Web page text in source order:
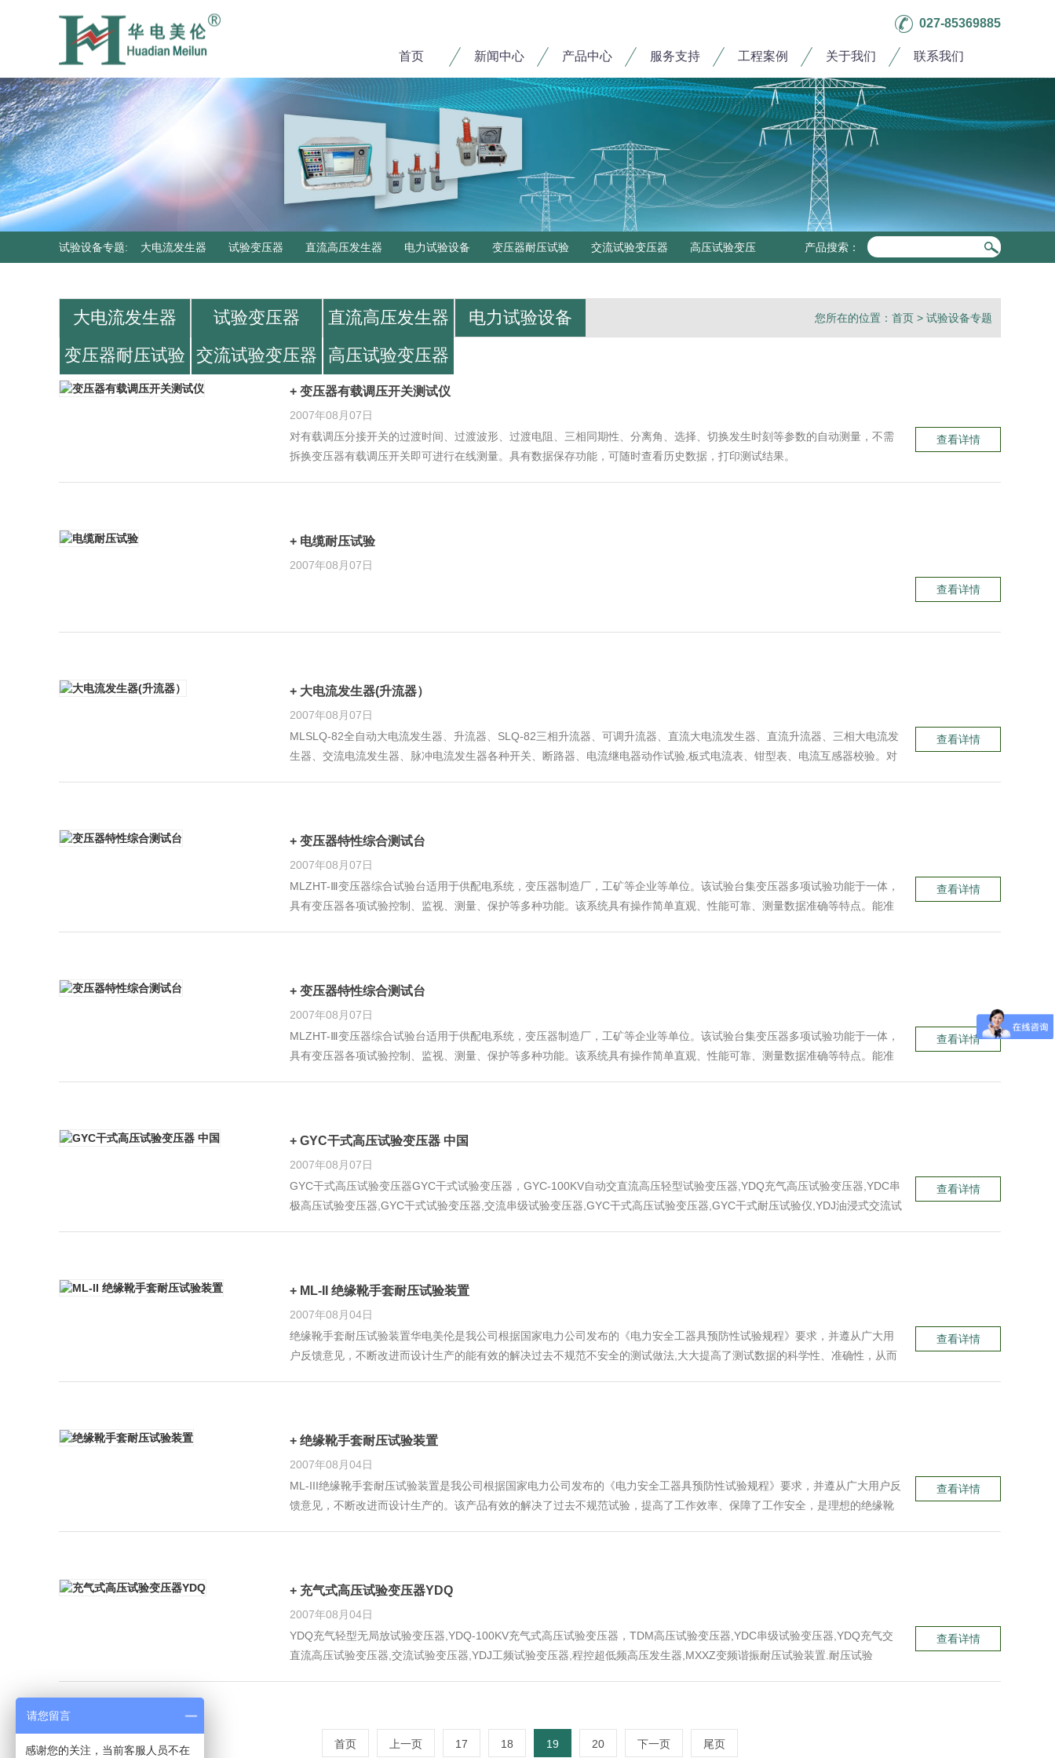
027-85369885
首页 新闻中心 产品中心 服务支持 工程案例 关于我们 联系我们
试验设备专题: 大电流发生器 试验变压器 直流高压发生器 电力试验设备 变压器耐压试验 交流试验变压器 高压试验变压 产品搜索：
大电流发生器 试验变压器 直流高压发生器
电力试验设备
变压器耐压试验 交流试验变压器 高压试验变压器
您所在的位置： 首页 > 试验设备专题
+ 变压器有载调压开关测试仪
2007年08月07日
对有载调压分接开关的过渡时间、过渡波形、过渡电阻、三相同期性、分离角、选择、切换发生时刻等参数的自动测量，不需
拆换变压器有载调压开关即可进行在线测量。具有数据保存功能，可随时查看历史数据，打印测试结果。
查看详情
+ 电缆耐压试验
2007年08月07日
查看详情
+ 大电流发生器(升流器）
2007年08月07日
MLSLQ-82全自动大电流发生器、升流器、SLQ-82三相升流器、可调升流器、直流大电流发生器、直流升流器、三相大电流发
生器、交流电流发生器、脉冲电流发生器各种开关、断路器、电流继电器动作试验,板式电流表、钳型表、电流互感器校验。对
查看详情
+ 变压器特性综合测试台
2007年08月07日
MLZHT-Ⅲ变压器综合试验台适用于供配电系统，变压器制造厂，工矿等企业等单位。该试验台集变压器多项试验功能于一体，
具有变压器各项试验控制、监视、测量、保护等多种功能。该系统具有操作简单直观、性能可靠、测量数据准确等特点。能准
查看详情
+ 变压器特性综合测试台
2007年08月07日
MLZHT-Ⅲ变压器综合试验台适用于供配电系统，变压器制造厂，工矿等企业等单位。该试验台集变压器多项试验功能于一体，
具有变压器各项试验控制、监视、测量、保护等多种功能。该系统具有操作简单直观、性能可靠、测量数据准确等特点。能准
查看详情
+ GYC干式高压试验变压器 中国
2007年08月07日
GYC干式高压试验变压器GYC干式试验变压器，GYC-100KV自动交直流高压轻型试验变压器,YDQ充气高压试验变压器,YDC串
极高压试验变压器,GYC干式试验变压器,交流串级试验变压器,GYC干式高压试验变压器,GYC干式耐压试验仪,YDJ油浸式交流试
查看详情
+ ML-II 绝缘靴手套耐压试验装置
2007年08月04日
绝缘靴手套耐压试验装置华电美伦是我公司根据国家电力公司发布的《电力安全工器具预防性试验规程》要求，并遵从广大用
户反馈意见，不断改进而设计生产的能有效的解决过去不规范不安全的测试做法,大大提高了测试数据的科学性、准确性，从而
查看详情
+ 绝缘靴手套耐压试验装置
2007年08月04日
ML-III绝缘靴手套耐压试验装置是我公司根据国家电力公司发布的《电力安全工器具预防性试验规程》要求，并遵从广大用户反
馈意见，不断改进而设计生产的。该产品有效的解决了过去不规范试验，提高了工作效率、保障了工作安全，是理想的绝缘靴
查看详情
+ 充气式高压试验变压器YDQ
2007年08月04日
YDQ充气轻型无局放试验变压器,YDQ-100KV充气式高压试验变压器，TDM高压试验变压器,YDC串级试验变压器,YDQ充气交
直流高压试验变压器,交流试验变压器,YDJ工频试验变压器,程控超低频高压发生器,MXXZ变频谐振耐压试验装置.耐压试验
查看详情
首页 上一页 17 18 19 20 下一页 尾页
请您留言
感谢您的关注，当前客服人员不在